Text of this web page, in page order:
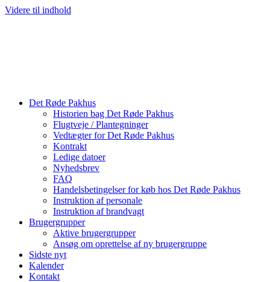
Videre til indhold
Det Røde Pakhus
Historien bag Det Røde Pakhus
Flugtveje / Plantegninger
Vedtægter for Det Røde Pakhus
Kontrakt
Ledige datoer
Nyhedsbrev
FAQ
Handelsbetingelser for køb hos Det Røde Pakhus
Instruktion af personale
Instruktion af brandvagt
Brugergrupper
Aktive brugergrupper
Ansøg om oprettelse af ny brugergruppe
Sidste nyt
Kalender
Kontakt